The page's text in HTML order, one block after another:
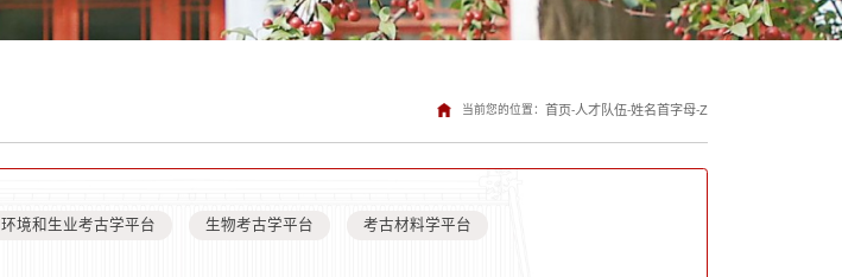
当前您的位置：首页-人才队伍-姓名首字母-Z
环境和生业考古学平台 生物考古学平台 考古材料学平台